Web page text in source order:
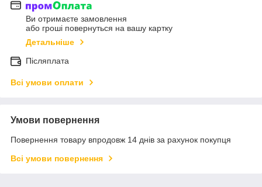
Ви отримаєте замовлення
або гроші повернуться на вашу картку
Детальніше
Післяплата
Всі умови оплати
Умови повернення
Повернення товару впродовж 14 днів за рахунок покупця
Всі умови повернення